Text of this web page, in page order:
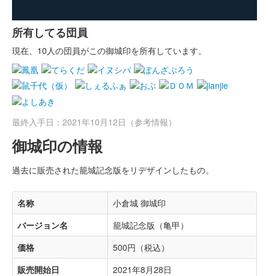
所有してる団員
現在、10人の団員がこの御城印を所有しています。
最終入手日：2021年10月12日（参考情報）
御城印の情報
過去に販売された籠城記念版をリデザインしたもの。
名称
小倉城 御城印
バージョン名
籠城記念版（亀甲）
価格
500円（税込）
販売開始日
2021年8月28日